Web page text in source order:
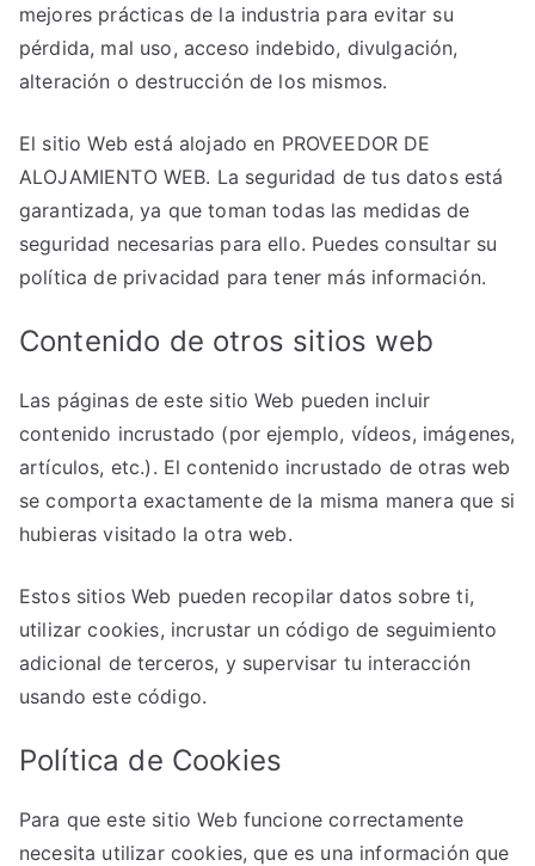
mejores prácticas de la industria para evitar su
pérdida, mal uso, acceso indebido, divulgación,
alteración o destrucción de los mismos.
El sitio Web está alojado en PROVEEDOR DE
ALOJAMIENTO WEB. La seguridad de tus datos está
garantizada, ya que toman todas las medidas de
seguridad necesarias para ello. Puedes consultar su
política de privacidad para tener más información.
Contenido de otros sitios web
Las páginas de este sitio Web pueden incluir
contenido incrustado (por ejemplo, vídeos, imágenes,
artículos, etc.). El contenido incrustado de otras web
se comporta exactamente de la misma manera que si
hubieras visitado la otra web.
Estos sitios Web pueden recopilar datos sobre ti,
utilizar cookies, incrustar un código de seguimiento
adicional de terceros, y supervisar tu interacción
usando este código.
Política de Cookies
Para que este sitio Web funcione correctamente
necesita utilizar cookies, que es una información que